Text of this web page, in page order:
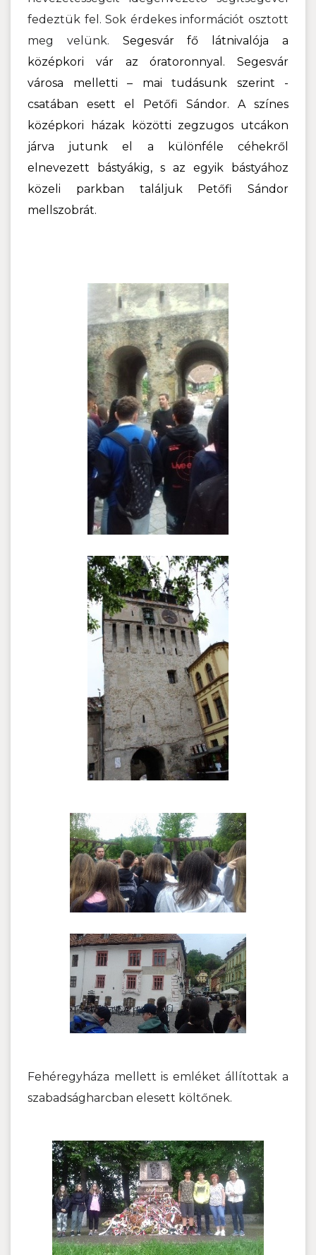
fedeztük fel. Sok érdekes információt osztott
meg velünk. Segesvár fő látnivalója a
középkori vár az óratoronnyal. Segesvár
városa melletti – mai tudásunk szerint -
csatában esett el Petőfi Sándor. A színes
középkori házak közötti zegzugos utcákon
járva jutunk el a különféle céhekről
elnevezett bástyákig, s az egyik bástyához
közeli parkban találjuk Petőfi Sándor
mellszobrát.
Fehéregyháza mellett is emléket állítottak a
szabadságharcban elesett költőnek.